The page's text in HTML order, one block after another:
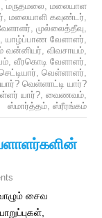
, மருதமலை, மலையாள
, மலையாளி கவுண்டர்,
, முல்லைத்தீவு,
, யாழ்ப்பாண வேளாளர்,
வன்னியர், விவசாயம்,
, வீரகொடி வேளாளர்,
, வெள்ளாளர்,
வெள்ளாட்டி யார்?
யார்?, வைணவம்,
ஸ்மார்த்தம், ஸ்ரீரங்கம்
சைவ